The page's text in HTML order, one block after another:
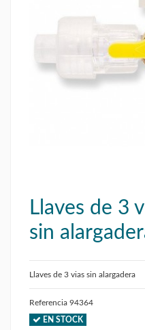
Llaves de 3
sin
Llaves de 3 vias sin alargadera
Referencia 94364
EN STOCK